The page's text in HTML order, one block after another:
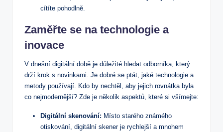
cítíte pohodlně.
Zaměřte se na technologie a
inovace
V dnešní digitální době je důležité hledat odborníka, který
drží krok s novinkami. Je dobré se ptát, jaké technologie a
metody používají. Kdo by nechtěl, aby jejich rovnátka byla
co nejmodernější? Zde je několik aspektů, které si všímejte:
Digitální skenování: Místo starého známého
otiskování, digitální skener je rychlejší a mnohem